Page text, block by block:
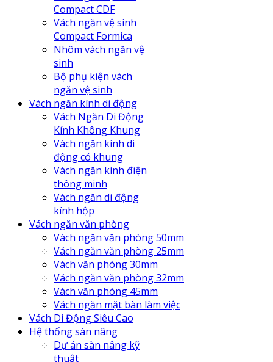
Compact CDF
Vách ngăn vệ sinh
Compact Formica
Nhôm vách ngăn vệ
sinh
Bộ phụ kiện vách
ngăn vệ sinh
Vách ngăn kính di động
Vách Ngăn Di Động
Kính Không Khung
Vách ngăn kính di
động có khung
Vách ngăn kính điện
thông minh
Vách ngăn di động
kính hộp
Vách ngăn văn phòng
Vách ngăn văn phòng 50mm
Vách ngăn văn phòng 25mm
Vách văn phòng 30mm
Vách ngăn văn phòng 32mm
Vách văn phòng 45mm
Vách ngăn mặt bàn làm việc
Vách Di Động Siêu Cao
Hệ thống sàn nâng
Dự án sàn nâng kỹ
thuật